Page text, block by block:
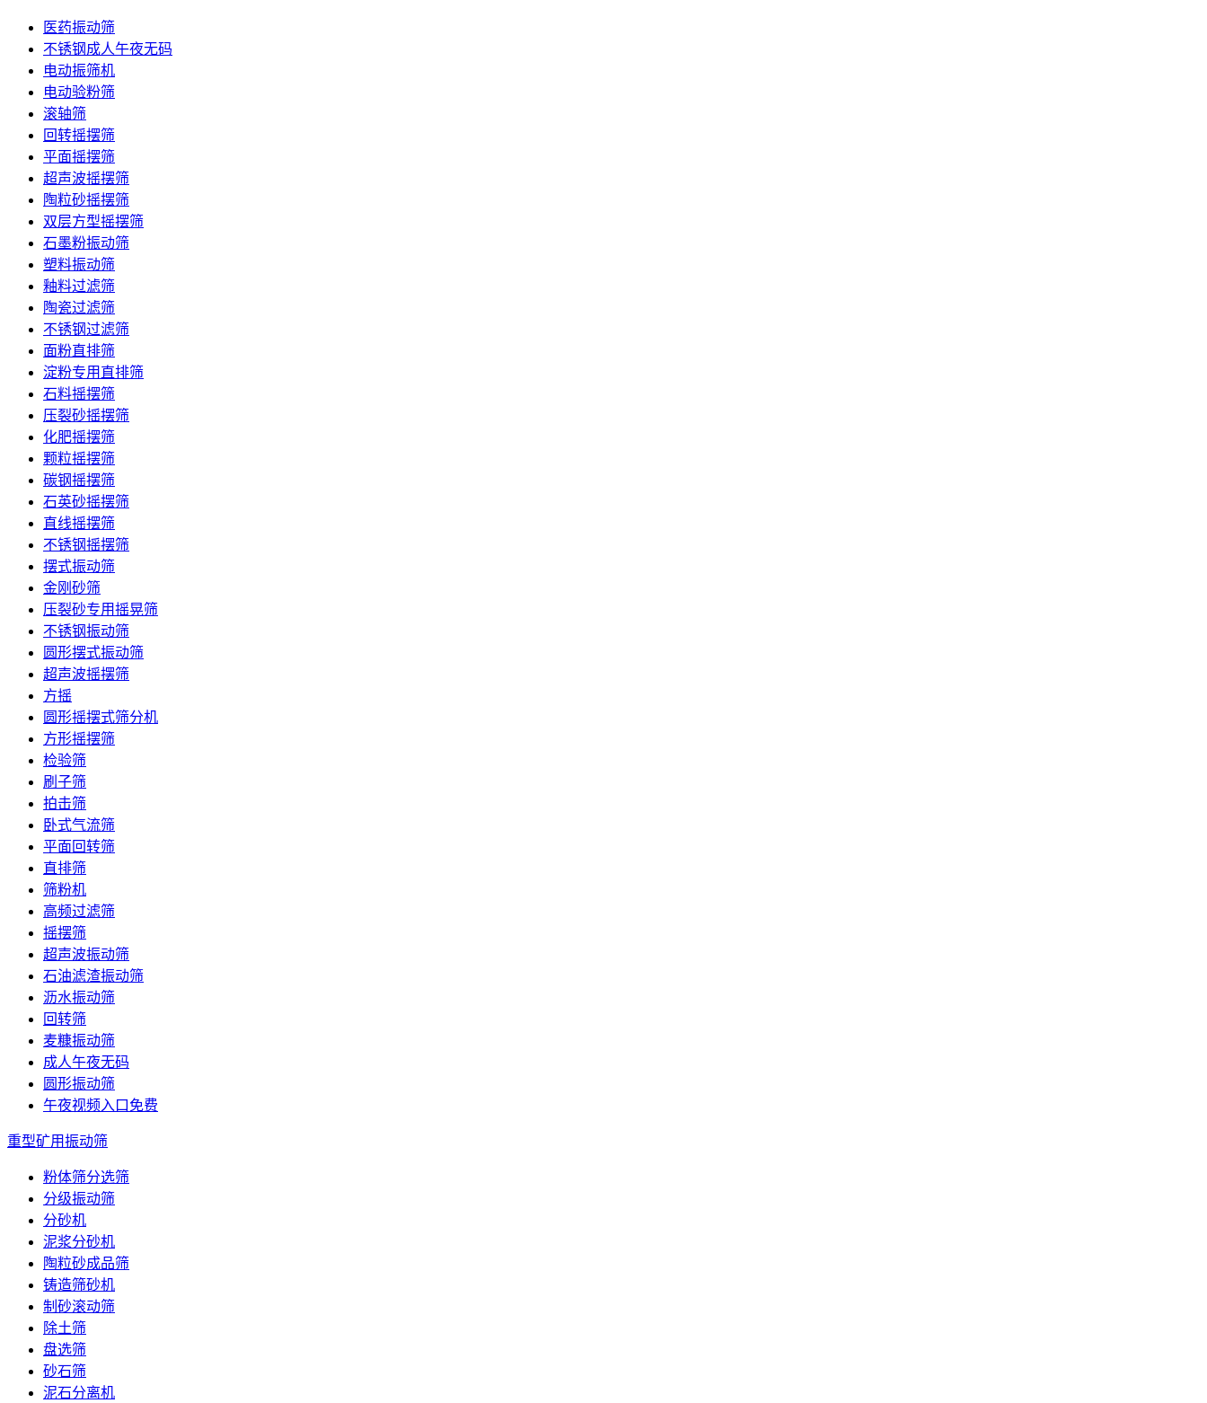
医药振动筛
不锈钢成人午夜无码
电动振筛机
电动验粉筛
滚轴筛
回转摇摆筛
平面摇摆筛
超声波摇摆筛
陶粒砂摇摆筛
双层方型摇摆筛
石墨粉振动筛
塑料振动筛
釉料过滤筛
陶瓷过滤筛
不锈钢过滤筛
面粉直排筛
淀粉专用直排筛
石料摇摆筛
压裂砂摇摆筛
化肥摇摆筛
颗粒摇摆筛
碳钢摇摆筛
石英砂摇摆筛
直线摇摆筛
不锈钢摇摆筛
摆式振动筛
金刚砂筛
压裂砂专用摇晃筛
不锈钢振动筛
圆形摆式振动筛
超声波摇摆筛
方摇
圆形摇摆式筛分机
方形摇摆筛
检验筛
刷子筛
拍击筛
卧式气流筛
平面回转筛
直排筛
筛粉机
高频过滤筛
摇摆筛
超声波振动筛
石油滤渣振动筛
沥水振动筛
回转筛
麦糠振动筛
成人午夜无码
圆形振动筛
午夜视频入口免费
重型矿用振动筛
粉体筛分选筛
分级振动筛
分砂机
泥浆分砂机
陶粒砂成品筛
铸造筛砂机
制砂滚动筛
除土筛
盘选筛
砂石筛
泥石分离机